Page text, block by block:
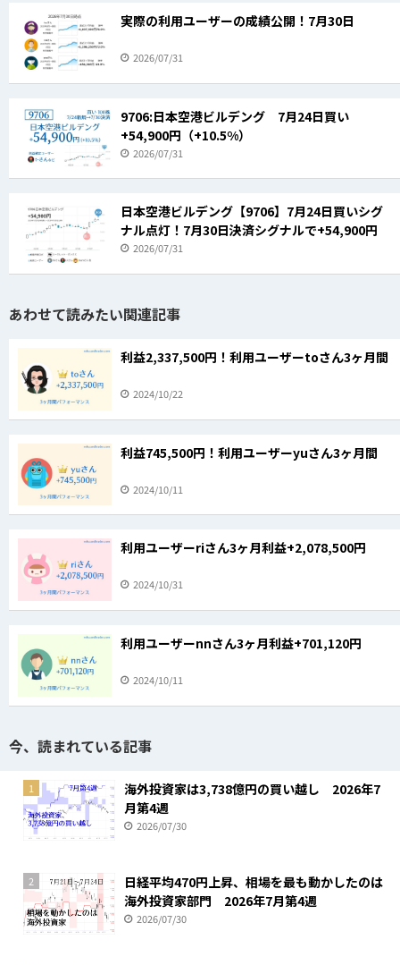
実際の利用ユーザーの成績公開！7月30日
2026/07/31
9706:日本空港ビルデング 7月24日買い
+54,900円（+10.5%）
2026/07/31
日本空港ビルデング【9706】7月24日買いシグ
ナル点灯！7月30日決済シグナルで+54,900円
2026/07/31
あわせて読みたい関連記事
利益2,337,500円！利用ユーザーtoさん3ヶ月間
2024/10/22
利益745,500円！利用ユーザーyuさん3ヶ月間
2024/10/11
利用ユーザーriさん3ヶ月利益+2,078,500円
2024/10/31
利用ユーザーnnさん3ヶ月利益+701,120円
2024/10/11
今、読まれている記事
1
海外投資家は3,738億円の買い越し 2026年7
月第4週
2026/07/30
2
日経平均470円上昇、相場を最も動かしたのは
海外投資家部門 2026年7月第4週
2026/07/30